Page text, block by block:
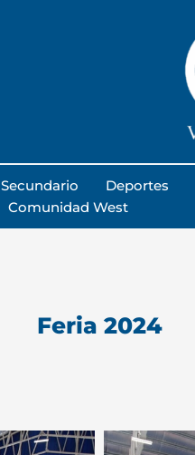
Secundario Deportes
Comunidad West
Feria 2024